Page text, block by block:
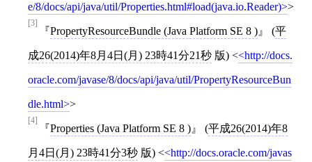
e/8/docs/api/java/util/Properties.html#load(java.io.Reader) >
[3]
PropertyResourceBundle (Java Platform SE 8 ) (平
成26(2014)年8月4日(月) 23時41分21秒 版) < http://docs.
oracle.com/javase/8/docs/api/java/util/PropertyResourceBun
dle.html >
[4]
Properties (Java Platform SE 8 ) (平成26(2014)年8
月4日(月) 23時41分3秒 版) < http://docs.oracle.com/javas